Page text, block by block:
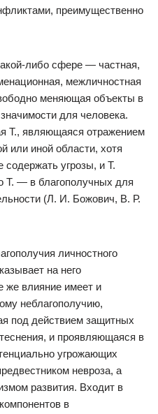
преимущественно
либо сфере — частная,
межличностная
меняющая объекты в
для человека.
Т., являющаяся отражением
или иной области, хотя
содержать угрозы, и Т.
Т. — в благополучных для
(Л. И. Божович, В. Р.
личностного
на него
же влияние имеет и
неблагополучию,
под действием защитных
и проявляющаяся в
угрожающих
невроза, а
развития. Входит в
в